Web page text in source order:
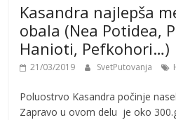
Kasandra najlepša
obala (Nea Potidea,
Hanioti, Pefkohori…)
21/03/2019 SvetPutovanja
Poluostrvo Kasandra počinje
Zapravo u ovom delu je oko